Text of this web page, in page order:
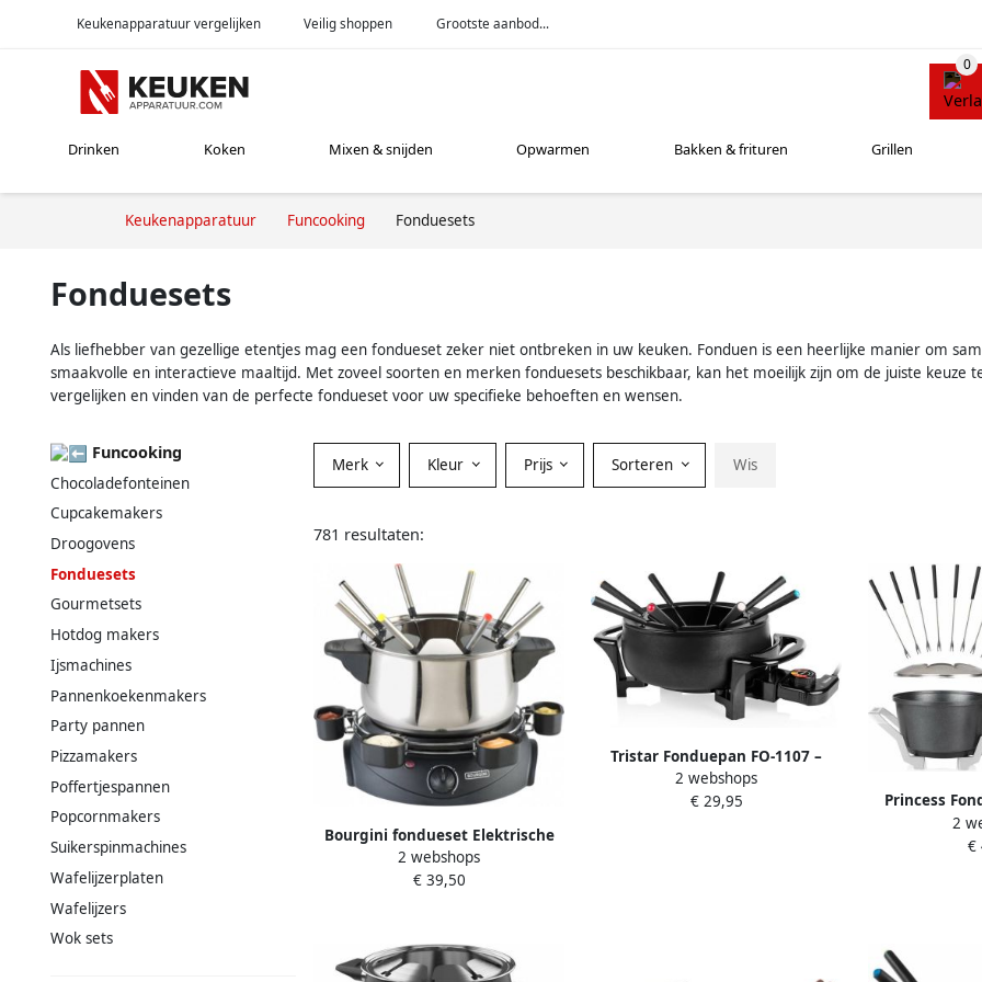
Keukenapparatuur vergelijken Veilig shoppen Grootste aanbod...
Drinken Koken Mixen & snijden Opwarmen Bakken & frituren Grillen
Keukenapparatuur Funcooking Fonduesets
Fonduesets
Als liefhebber van gezellige etentjes mag een fondueset zeker niet ontbreken in uw keuken. Fonduen is een heerlijke manier om
smaakvolle en interactieve maaltijd. Met zoveel soorten en merken fonduesets beschikbaar, kan het moeilijk zijn om de juiste
vergelijken en vinden van de perfecte fondueset voor uw specifieke behoeften en wensen.
Funcooking
Chocoladefonteinen
Cupcakemakers
Droogovens
Fonduesets
Gourmetsets
Hotdog makers
Ijsmachines
Pannenkoekenmakers
Party pannen
Pizzamakers
Poffertjespannen
Popcornmakers
Suikerspinmachines
Wafelijzerplaten
Wafelijzers
Wok sets
Merk Kleur Prijs Sorteren Wis
781 resultaten:
Bourgini fondueset Elektrische
Fonduepan 8 fonduevorkjes
2 webshops
€ 39,50
Tristar Fonduepan FO-1107 –
Fondueset Elektrisch Voor 8
personen Fondue Zwart Geschikt
2 webshops
€ 29,95
Princess
Elektrische
Geschikt voor
2
€